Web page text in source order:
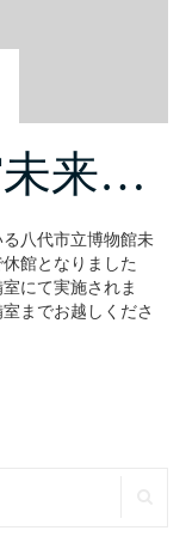
未来…
八代市立博物館未
館となりました
にて実施されま
までお越しくださ